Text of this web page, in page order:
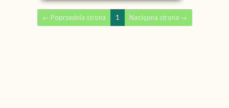
← Poprzednia strona 1 Następna strona →